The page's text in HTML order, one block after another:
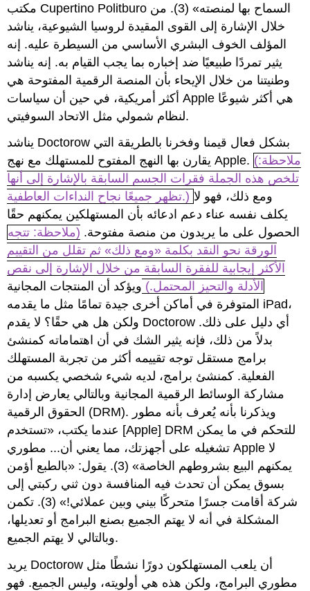
مكتب Cupertino Politburo السماح بها لمنصته» (3). من
خلال الإشارة إلى القوى المقيدة لروسيا الشيوعية، يناشد
المؤلف الخوف البشري الأساسي من السيطرة عليه. إنه
يثير تمردًا طبيعيًا ضد إخباره بما يجب القيام به. إنه يناشد
وطنيتنا من خلال الإيحاء بأن المنصة الرقمية المفتوحة هي
أكثر أمريكية، في حين أن سياسات Apple هي أكثر شيوعًا
لنظام شمولي مثل الاتحاد السوفيتي.
يناشد Doctorow بشكل فعال قيمنا وفخرنا بالطريقة التي
يقارن بها النهج المفتوح للمستهلك مع نهج Apple. (ملاحظة:
تلخص هذه الجملة فقرات الجسم السابقة بالإشارة إلى أنها
تظهر جميعًا نجاح النداءات العاطفية.) ومع ذلك، فهو لا
يكلف نفسه عناء دعم ادعائه بأن المستهلكين يمكنهم حقًا
الحصول على ما يريدون من منصة مفتوحة. (ملاحظة: تتجه
الورقة نحو النقد بكلمة «ومع ذلك» ثم تقلل من التقييم
الأكثر إيجابية للفقرة السابقة من خلال الإشارة إلى نقص
الأدلة والتحيز المحتمل.) ويؤكد أن المنتجات المجانية
المتوفرة في أماكن أخرى جيدة تمامًا مثل ما يقدمه iPad،
ولكن هل هي حقًا؟ لا يقدم Doctorow أي دليل على ذلك.
بدلاً من ذلك، فإنه يثير الشك في أن اهتماماته كمنشئ
برامج مستقل توجه تقييمه أكثر من تجربة المستهلك
الفعلية. كمنشئ برامج، لديه شيء شخصي يكسبه من
مشاركة الوسائط الرقمية المجانية وبالتالي يعارض إدارة
الحقوق الرقمية (DRM). ويذكرنا بأنه يُعرف بأنه مطور
عندما يكتب، «تستخدم [Apple] DRM للتحكم في ما يمكن
تشغيله على أجهزتك، مما يعني أن... مطوري Apple لا
يمكنهم البيع بشروطهم الخاصة» (3). يقول: «بالطبع أؤمن
بسوق يمكن أن تحدث فيه المنافسة دون ثني ركبتي إلى
شركة أقامت جسرًا متحركًا بيني وبين عملائي!» (3). تكمن
المشكلة في أنه لا يهتم الجميع بصنع البرامج أو تعديلها،
وبالتالي لا يهتم الجميع.
يريد Doctorow أن يلعب المستهلكون دورًا نشطًا مثل
مطوري البرامج، ولكن هذه هي أولويته، وليس الجميع. فهو